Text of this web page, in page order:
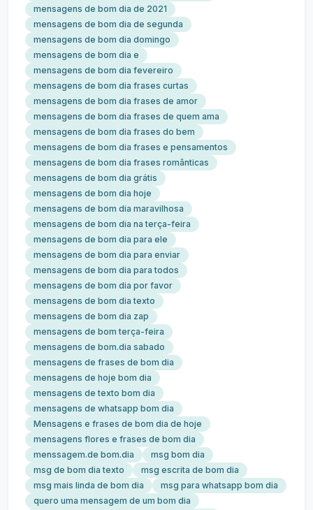
mensagens de bom dia de 2021
mensagens de bom dia de segunda
mensagens de bom dia domingo
mensagens de bom dia e
mensagens de bom dia fevereiro
mensagens de bom dia frases curtas
mensagens de bom dia frases de amor
mensagens de bom dia frases de quem ama
mensagens de bom dia frases do bem
mensagens de bom dia frases e pensamentos
mensagens de bom dia frases românticas
mensagens de bom dia grátis
mensagens de bom dia hoje
mensagens de bom dia maravilhosa
mensagens de bom dia na terça-feira
mensagens de bom dia para ele
mensagens de bom dia para enviar
mensagens de bom dia para todos
mensagens de bom dia por favor
mensagens de bom dia texto
mensagens de bom dia zap
mensagens de bom terça-feira
mensagens de bom.dia sabado
mensagens de frases de bom dia
mensagens de hoje bom dia
mensagens de texto bom dia
mensagens de whatsapp bom dia
Mensagens e frases de bom dia de hoje
mensagens flores e frases de bom dia
menssagem.de bom.dia
msg bom dia
msg de bom dia texto
msg escrita de bom dia
msg mais linda de bom dia
msg para whatsapp bom dia
quero uma mensagem de um bom dia